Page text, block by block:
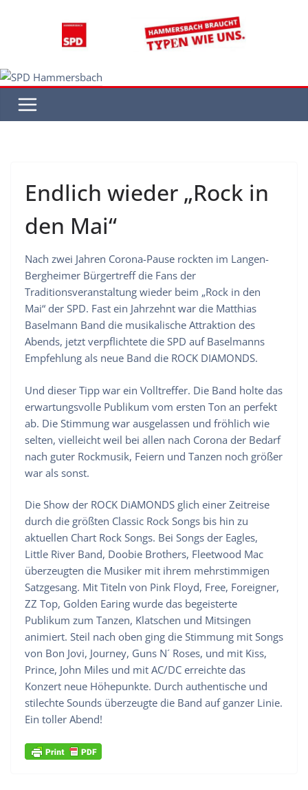
Endlich wieder „Rock in
den Mai“
Nach zwei Jahren Corona-Pause rockten im Langen-
Bergheimer Bürgertreff die Fans der
Traditionsveranstaltung wieder beim „Rock in den
Mai“ der SPD. Fast ein Jahrzehnt war die Matthias
Baselmann Band die musikalische Attraktion des
Abends, jetzt verpflichtete die SPD auf Baselmanns
Empfehlung als neue Band die ROCK DIAMONDS.
Und dieser Tipp war ein Volltreffer. Die Band holte das
erwartungsvolle Publikum vom ersten Ton an perfekt
ab. Die Stimmung war ausgelassen und fröhlich wie
selten, vielleicht weil bei allen nach Corona der Bedarf
nach guter Rockmusik, Feiern und Tanzen noch größer
war als sonst.
Die Show der ROCK DiAMONDS glich einer Zeitreise
durch die größten Classic Rock Songs bis hin zu
aktuellen Chart Rock Songs. Bei Songs der Eagles,
Little River Band, Doobie Brothers, Fleetwood Mac
überzeugten die Musiker mit ihrem mehrstimmigen
Satzgesang. Mit Titeln von Pink Floyd, Free, Foreigner,
ZZ Top, Golden Earing wurde das begeisterte
Publikum zum Tanzen, Klatschen und Mitsingen
animiert. Steil nach oben ging die Stimmung mit Songs
von Bon Jovi, Journey, Guns N´ Roses, und mit Kiss,
Prince, John Miles und mit AC/DC erreichte das
Konzert neue Höhepunkte. Durch authentische und
stilechte Sounds überzeugte die Band auf ganzer Linie.
Ein toller Abend!